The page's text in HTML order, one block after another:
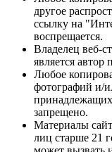
другое
ссылку на
воспрещается.
Владелец веб-
является автор
Любое
фотографий и/
принадлежащих
запрещено.
Материалы
лиц старше 21